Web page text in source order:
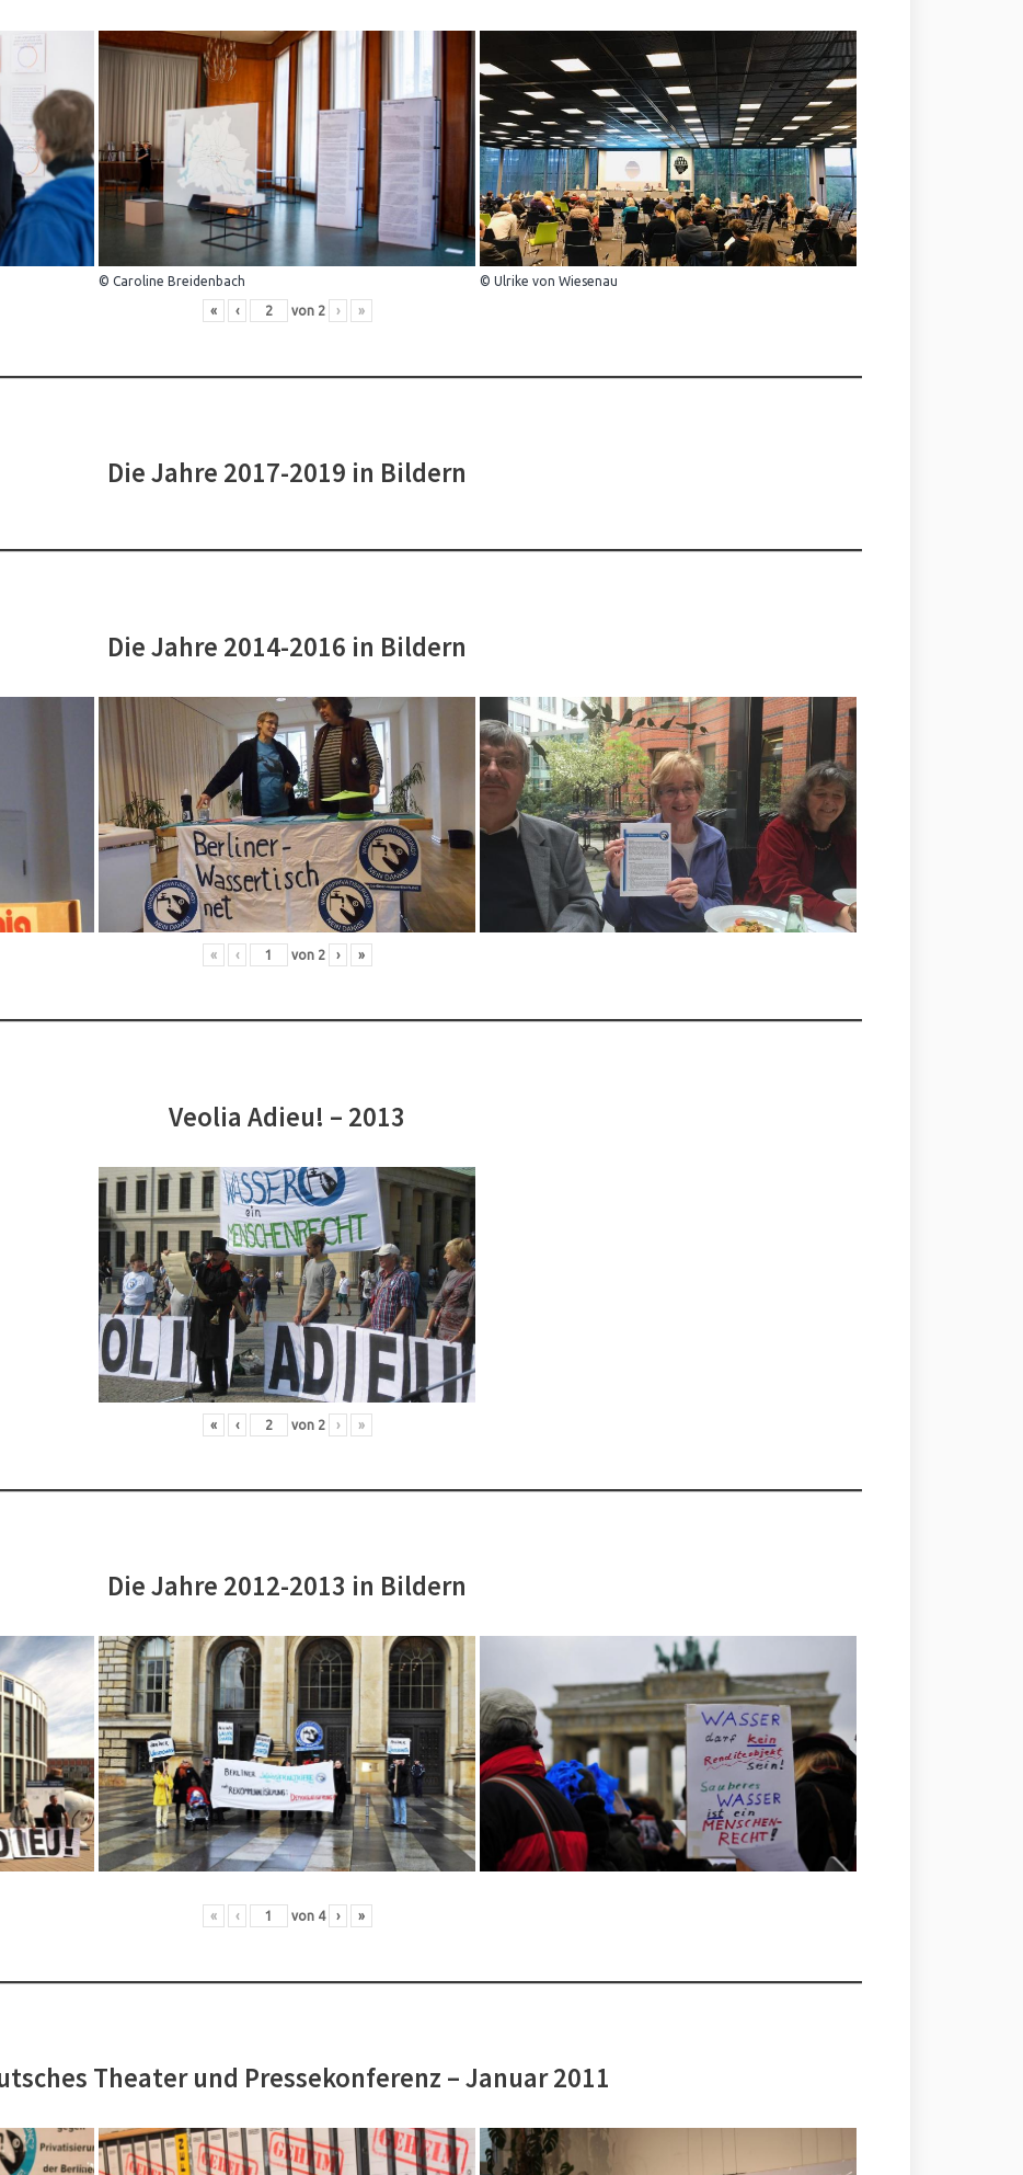
© Caroline Breidenbach © Ulrike von Wiesenau
« ‹ von 2 › »
Die Jahre 2017-2019 in Bildern
Die Jahre 2014-2016 in Bildern
« ‹ von 2 › »
Veolia Adieu! – 2013
« ‹ von 2 › »
Die Jahre 2012-2013 in Bildern
« ‹ von 4 › »
Theater und Pressekonferenz – Januar 2011